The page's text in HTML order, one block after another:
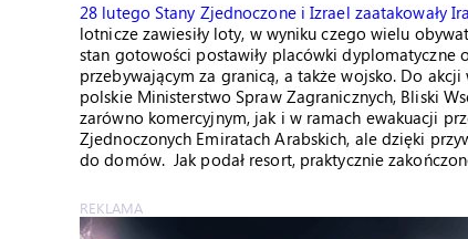
28 lutego Stany Zjednoczone i Izrael zaatakowały
lotnicze zawiesiły loty, w wyniku czego wielu
stan gotowości postawiły placówki
przebywającym za granicą, a także wojsko. Do
polskie Ministerstwo Spraw Zagranicznych, Bliski
zarówno komercyjnym, jak i w ramach ewakuacji
Zjednoczonych Emiratach Arabskich, ale dzięki
do domów. Jak podał resort, praktycznie
REKLAMA